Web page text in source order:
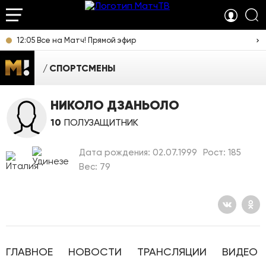
12:05 Все на Матч! Прямой эфир
СПОРТСМЕНЫ
НИКОЛО ДЗАНЬОЛО
10 ПОЛУЗАЩИТНИК
Дата рождения: 02.07.1999
Рост: 185
Вес: 79
ГЛАВНОЕ НОВОСТИ ТРАНСЛЯЦИИ ВИДЕО